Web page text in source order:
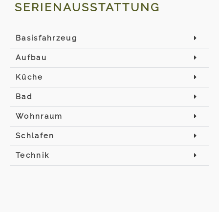
SERIENAUSSTATTUNG
Basisfahrzeug
Aufbau
Küche
Bad
Wohnraum
Schlafen
Technik